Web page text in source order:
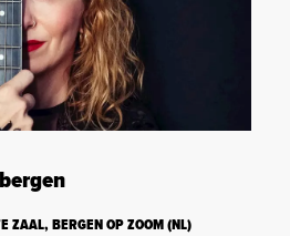
ZAAL, BERGEN OP ZOOM (NL)